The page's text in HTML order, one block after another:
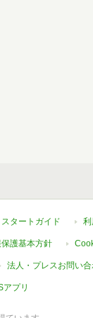
スタートガイド
護基本方針
法人・プレスお問い
アプリ